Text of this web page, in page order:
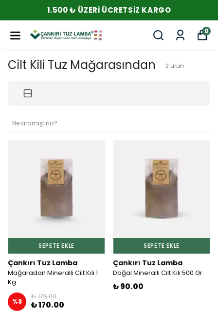
1.500 ₺ ÜZERI ÜCRETSIZ KARGO
0
Cilt Kili Tuz Mağarasından 2 ürün
SEPETE EKLE
Çankırı Tuz Lamba
Mağaradan Mineralli Cilt Kili 1
Kg
%3
₺ 175.00
₺ 170.00
SEPETE EKLE
Çankırı Tuz Lamba
Doğal Mineralli Cilt Kili 500 Gr
₺ 90.00